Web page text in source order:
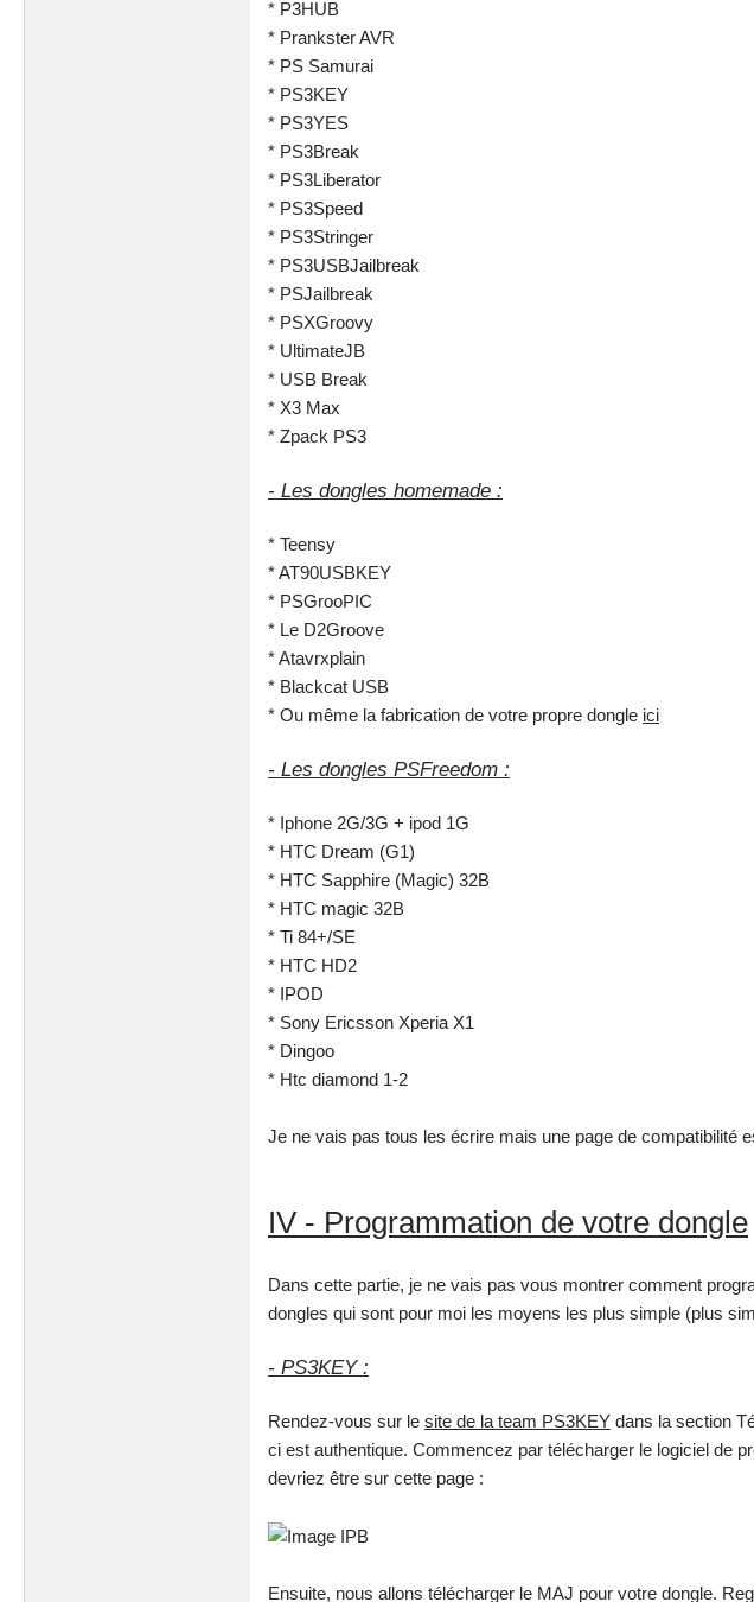
* P3HUB
* Prankster AVR
* PS Samurai
* PS3KEY
* PS3YES
* PS3Break
* PS3Liberator
* PS3Speed
* PS3Stringer
* PS3USBJailbreak
* PSJailbreak
* PSXGroovy
* UltimateJB
* USB Break
* X3 Max
* Zpack PS3
- Les dongles homemade :
* Teensy
* AT90USBKEY
* PSGrooPIC
* Le D2Groove
* Atavrxplain
* Blackcat USB
* Ou même la fabrication de votre propre dongle ici
- Les dongles PSFreedom :
* Iphone 2G/3G + ipod 1G
* HTC Dream (G1)
* HTC Sapphire (Magic) 32B
* HTC magic 32B
* Ti 84+/SE
* HTC HD2
* IPOD
* Sony Ericsson Xperia X1
* Dingoo
* Htc diamond 1-2
Je ne vais pas tous les écrire mais une page de compatibilité
IV - Programmation de votre dongle
Dans cette partie, je ne vais pas vous montrer comment
dongles qui sont pour moi les moyens les plus simple (plus
- PS3KEY :
Rendez-vous sur le site de la team PS3KEY dans la section
ci est authentique. Commencez par télécharger le logiciel de
devriez être sur cette page :
Ensuite, nous allons télécharger le MAJ pour votre dongle.